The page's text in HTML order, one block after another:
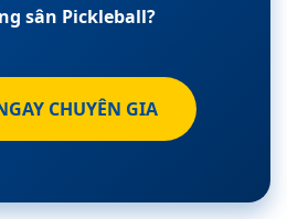
sân Pickleball?
CHUYÊN GIA